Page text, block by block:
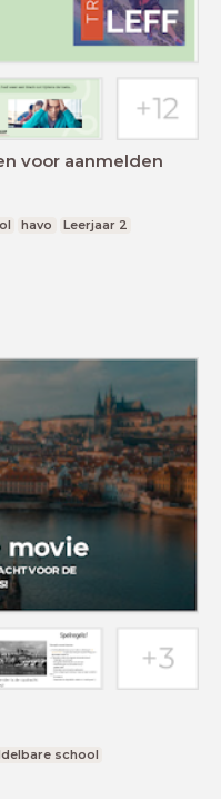
voor aanmelden
havo Leerjaar 2
school